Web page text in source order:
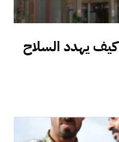
يهدد السلاح